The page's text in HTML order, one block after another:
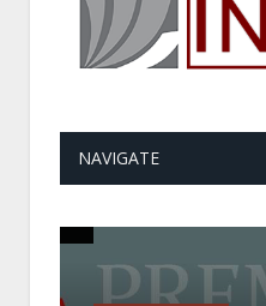
NAVIGATE